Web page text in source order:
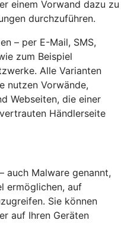
einem Vorwand dazu zu
durchzuführen.
– per E-Mail, SMS,
zum Beispiel
Alle Varianten
nutzen Vorwände,
Webseiten, die einer
Händlerseite
auch Malware genannt,
ermöglichen, auf
Sie können
auf Ihren Geräten